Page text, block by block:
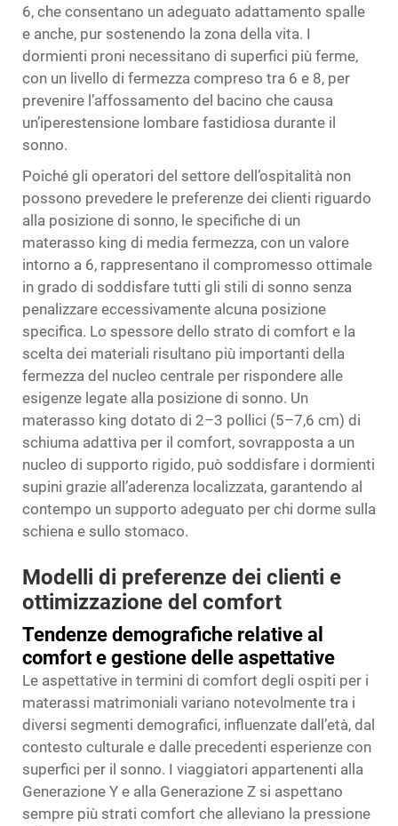
6, che consentano un adeguato adattamento spalle
e anche, pur sostenendo la zona della vita. I
dormienti proni necessitano di superfici più ferme,
con un livello di fermezza compreso tra 6 e 8, per
prevenire l’affossamento del bacino che causa
un’iperestensione lombare fastidiosa durante il
sonno.
Poiché gli operatori del settore dell’ospitalità non
possono prevedere le preferenze dei clienti riguardo
alla posizione di sonno, le specifiche di un
materasso king di media fermezza, con un valore
intorno a 6, rappresentano il compromesso ottimale
in grado di soddisfare tutti gli stili di sonno senza
penalizzare eccessivamente alcuna posizione
specifica. Lo spessore dello strato di comfort e la
scelta dei materiali risultano più importanti della
fermezza del nucleo centrale per rispondere alle
esigenze legate alla posizione di sonno. Un
materasso king dotato di 2–3 pollici (5–7,6 cm) di
schiuma adattiva per il comfort, sovrapposta a un
nucleo di supporto rigido, può soddisfare i dormienti
supini grazie all’aderenza localizzata, garantendo al
contempo un supporto adeguato per chi dorme sulla
schiena e sullo stomaco.
Modelli di preferenze dei clienti e
ottimizzazione del comfort
Tendenze demografiche relative al
comfort e gestione delle aspettative
Le aspettative in termini di comfort degli ospiti per i
materassi matrimoniali variano notevolmente tra i
diversi segmenti demografici, influenzate dall’età, dal
contesto culturale e dalle precedenti esperienze con
superfici per il sonno. I viaggiatori appartenenti alla
Generazione Y e alla Generazione Z si aspettano
sempre più strati comfort che alleviano la pressione